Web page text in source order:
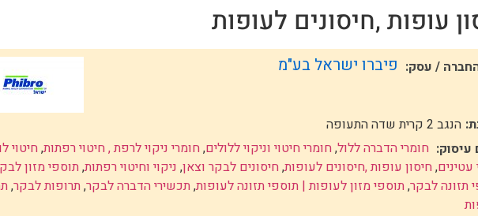
עופות ,חיסונים לעופות
/ עסק: פיברו ישראל בע"מ
הנגב 2 קרית שדה התעופה
עיסוק: חומרי הדברה ללול,חומרי חיטוי וניקוי ללולים,חומרי ניקוי לרפת , חיטוי רפתות,חיטוי
עטינים,חיסון עופות ,חיסונים לעופות,חיסונים לבקר וצאן, ניקוי וחיטוי רפתות,תוספי מזון
תזונה לבקר,תוספי מזון לעופות | תוספי תזונה לעופות,תכשירי הדברה לבקר,תרופות לבקר,